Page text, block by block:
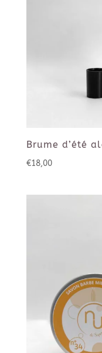
Brume d’été
€18,00